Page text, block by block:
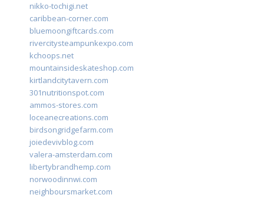
nikko-tochigi.net
caribbean-corner.com
bluemoongiftcards.com
rivercitysteampunkexpo.com
kchoops.net
mountainsideskateshop.com
kirtlandcitytavern.com
301nutritionspot.com
ammos-stores.com
loceanecreations.com
birdsongridgefarm.com
joiedevivblog.com
valera-amsterdam.com
libertybrandhemp.com
norwoodinnwi.com
neighboursmarket.com